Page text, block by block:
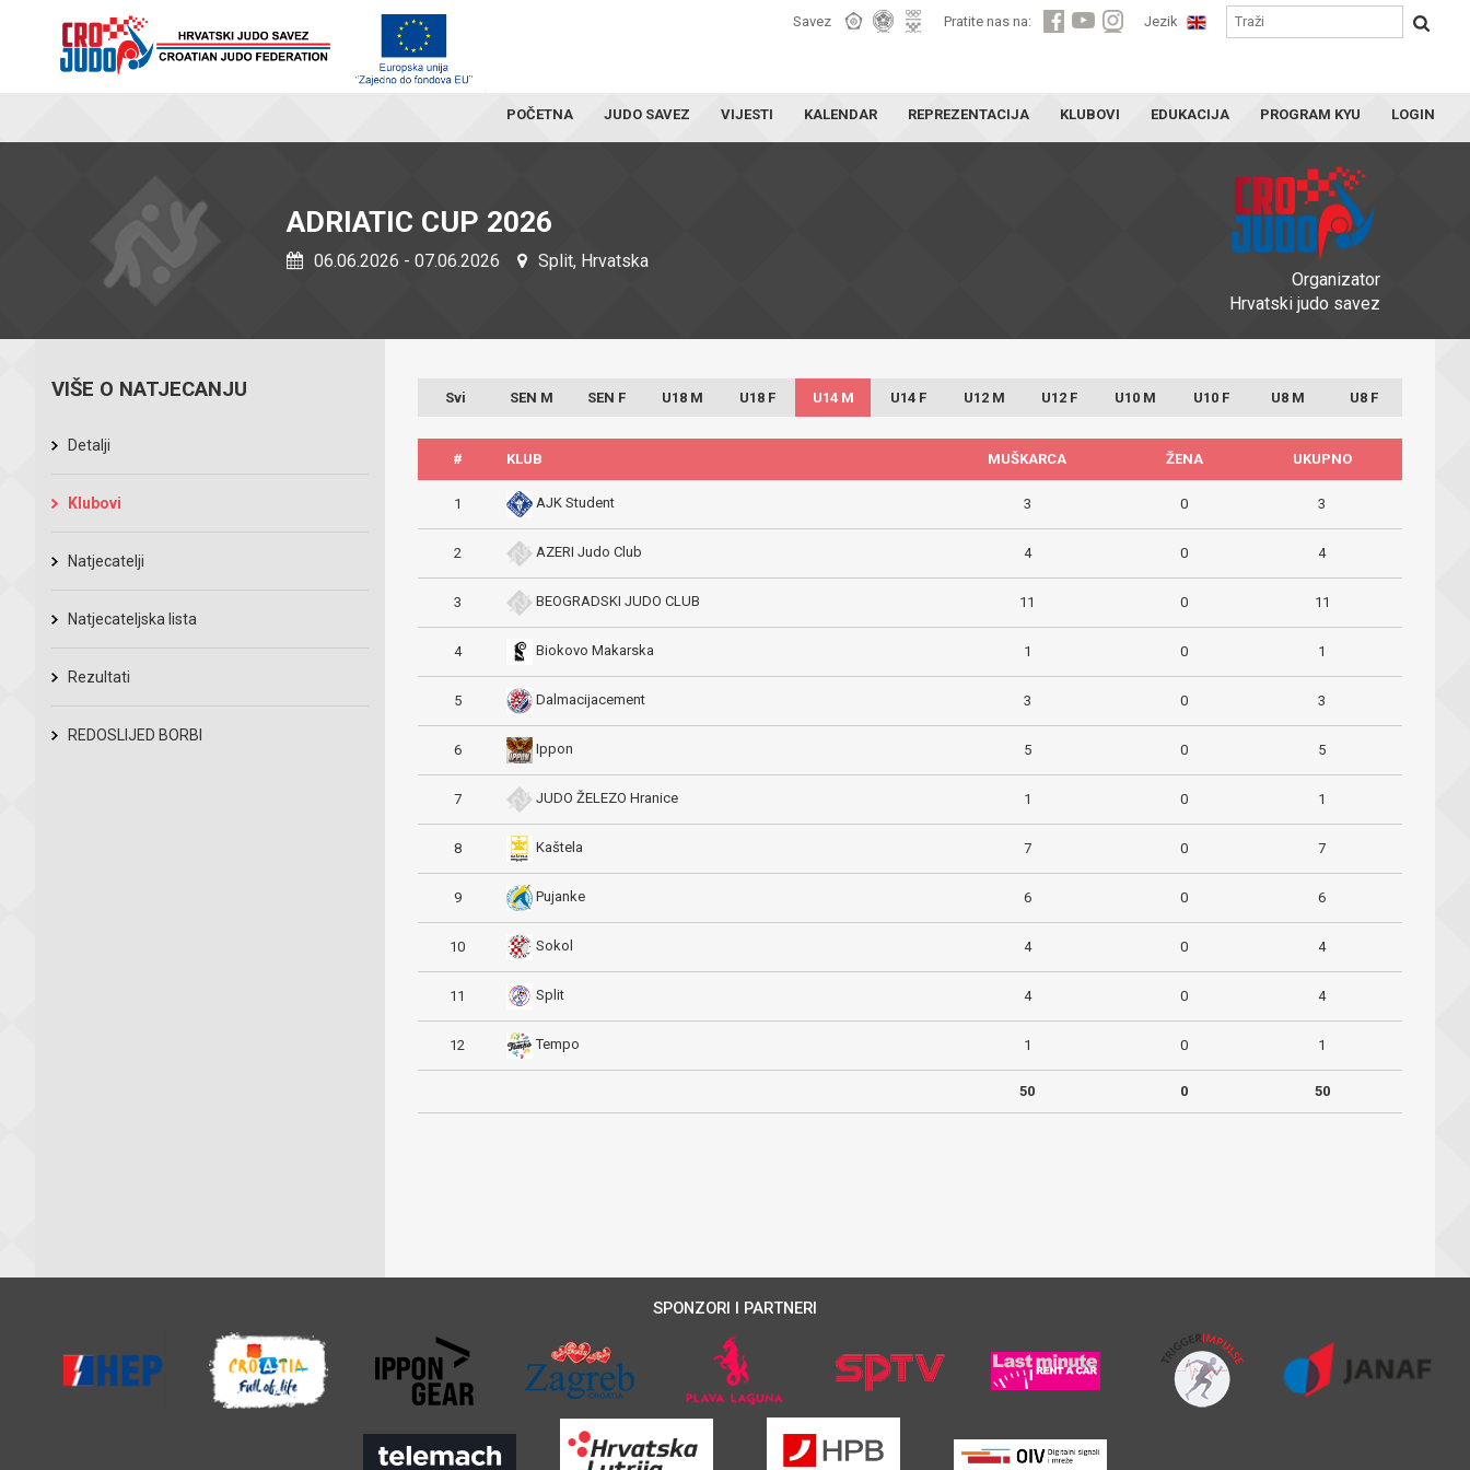
Savez Pratite nas na: Jezik
POČETNA JUDO SAVEZ VIJESTI KALENDAR REPREZENTACIJA KLUBOVI EDUKACIJA PROGRAM KYU LOGIN
Organizator
Hrvatski judo savez
ADRIATIC CUP 2026
06.06.2026 - 07.06.2026 Split, Hrvatska
VIŠE O NATJECANJU
Detalji
Klubovi
Natjecatelji
Natjecateljska lista
Rezultati
REDOSLIJED BORBI
Svi SEN M SEN F U18 M U18 F U14 M U14 F U12 M U12 F U10 M U10 F U8 M U8 F
# KLUB MUŠKARCA ŽENA UKUPNO
1 AJK Student 3 0 3
2 AZERI Judo Club 4 0 4
3 BEOGRADSKI JUDO CLUB 11 0 11
4 Biokovo Makarska 1 0 1
5 Dalmacijacement 3 0 3
6 Ippon 5 0 5
7 JUDO ŽELEZO Hranice 1 0 1
8 Kaštela 7 0 7
9 Pujanke 6 0 6
10 Sokol 4 0 4
11 Split 4 0 4
12 Tempo 1 0 1
50 0 50
SPONZORI I PARTNERI